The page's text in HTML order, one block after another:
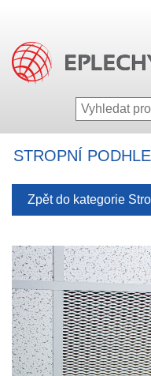
STROPNÍ
Zpět do kategorie